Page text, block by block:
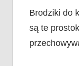
Brodziki do
są te